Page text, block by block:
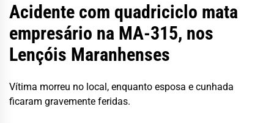
Acidente com quadriciclo mata
empresário na MA-315, nos
Lençóis Maranhenses
Vítima morreu no local, enquanto esposa e cunhada
ficaram gravemente feridas.